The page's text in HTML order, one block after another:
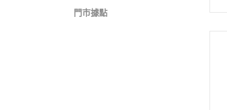
門市據點